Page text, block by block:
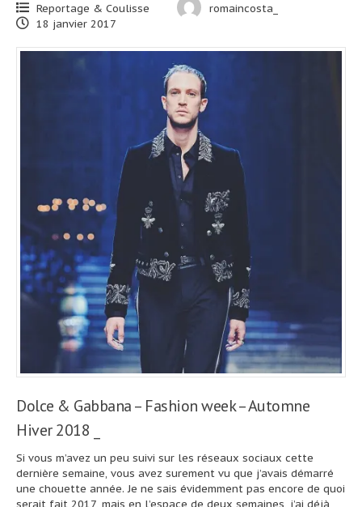
Reportage & Coulisse
romaincosta_
18 janvier 2017
Dolce & Gabbana – Fashion week – Automne
Hiver 2018 _
Si vous m’avez un peu suivi sur les réseaux sociaux cette
dernière semaine, vous avez surement vu que j’avais démarré
une chouette année. Je ne sais évidemment pas encore de quoi
serait fait 2017, mais en l’espace de deux semaines, j’ai déjà